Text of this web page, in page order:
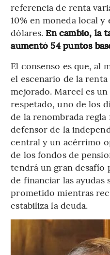
referencia de renta
10% en moneda local
dólares. En cambio, la
aumentó 54 puntos
El consenso es que, al
el escenario de la
mejorado. Marcel es
respetado, uno de los
de la renombrada
defensor de la
central y un acérrimo
de los fondos de
tendrá un gran desafío
de financiar las ayudas
prometido mientras
estabiliza la deuda.